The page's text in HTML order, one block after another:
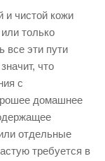
и чистой кожи
только
все эти пути
что
с
домашнее
отдельные
требуется в